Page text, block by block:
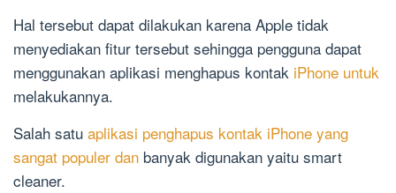
Hal tersebut dapat dilakukan karena Apple tidak
menyediakan fitur tersebut sehingga pengguna dapat
menggunakan aplikasi menghapus kontak iPhone untuk
melakukannya.
Salah satu aplikasi penghapus kontak iPhone yang
sangat populer dan banyak digunakan yaitu smart
cleaner.